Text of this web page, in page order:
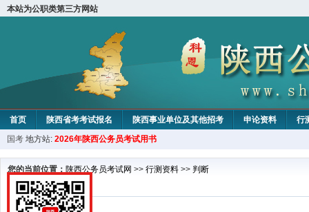
本站为公职类第三方网站
首页 陕西省考考试报名 陕西事业单位及其他招考 申论资料
行
国考 地方站: 2026年陕西公务员考试用书
您的当前位置： 陕西公务员考试网 >> 行测资料 >> 判断